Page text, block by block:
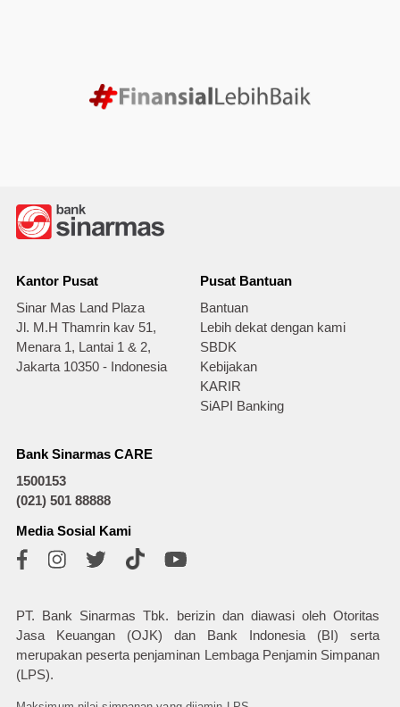
Kantor Pusat
Sinar Mas Land Plaza
Jl. M.H Thamrin kav 51,
Menara 1, Lantai 1 & 2,
Jakarta 10350 - Indonesia
Pusat Bantuan
Bantuan
Lebih dekat dengan kami
SBDK
Kebijakan
KARIR
SiAPI Banking
Bank Sinarmas CARE
1500153
(021) 501 88888
Media Sosial Kami
PT. Bank Sinarmas Tbk. berizin dan diawasi oleh Otoritas
Jasa Keuangan (OJK) dan Bank Indonesia (BI) serta
merupakan peserta penjaminan Lembaga Penjamin Simpanan
(LPS).